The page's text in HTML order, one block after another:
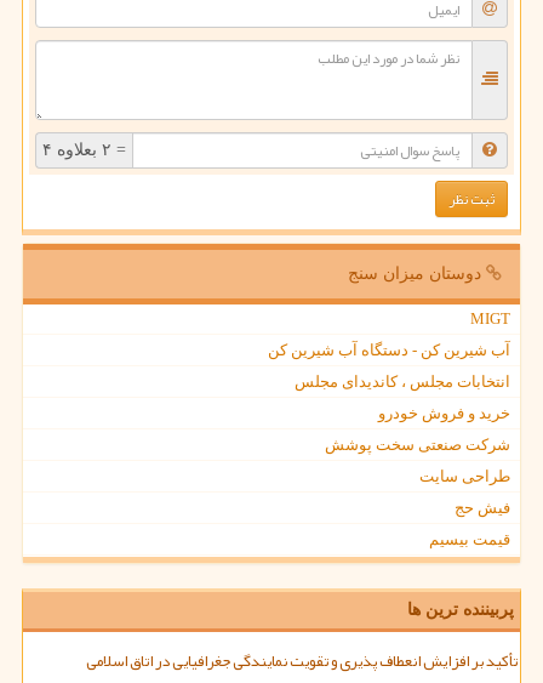
= ۲ بعلاوه ۴
دوستان میزان سنج
MIGT
آب شیرین کن - دستگاه آب شیرین کن
انتخابات مجلس ، کاندیدای مجلس
خرید و فروش خودرو
شرکت صنعتی سخت پوشش
طراحی سایت
فیش حج
قیمت بیسیم
پربیننده ترین ها
تأکید بر افزایش انعطاف پذیری و تقویت نمایندگی جغرافیایی در اتاق اسلامی